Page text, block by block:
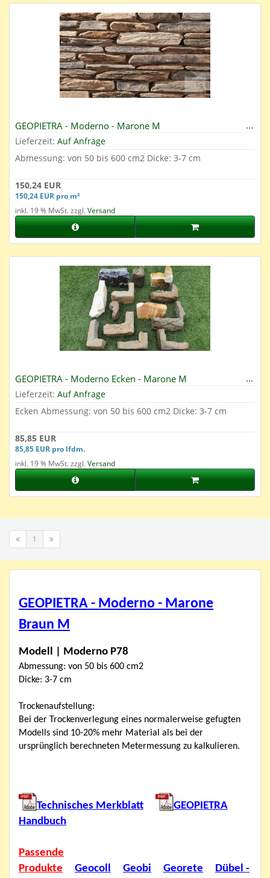
GEOPIETRA - Moderno - Marone M
Lieferzeit: Auf Anfrage
Abmessung: von 50 bis 600 cm2 Dicke: 3-7 cm
150,24 EUR
150,24 EUR pro m²
inkl. 19 % MwSt. zzgl.Versand
GEOPIETRA - Moderno Ecken - Marone M
Lieferzeit: Auf Anfrage
Ecken Abmessung: von 50 bis 600 cm2 Dicke: 3-7 cm
85,85 EUR
85,85 EUR pro lfdm.
inkl. 19 % MwSt. zzgl.Versand
1
GEOPIETRA - Moderno - Marone
Braun M
Modell | Moderno P78
Abmessung: von 50 bis 600 cm2
Dicke: 3-7 cm
Trockenaufstellung:
Bei der Trockenverlegung eines normalerweise gefugten
Modells sind 10-20% mehr Material als bei der
ursprünglich berechneten Metermessung zu kalkulieren.
Technisches Merkblatt
GEOPIETRA
Handbuch
Passende
Produkte
Geocoll Geobi Georete
Dübel -